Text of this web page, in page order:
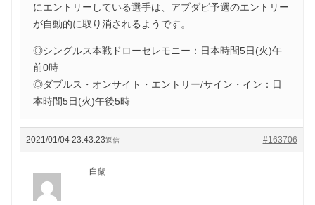
にエントリーしている選手は、アブダビ予選のエントリー
が自動的に取り消されるようです。
◎シングルス本戦ドローセレモニー：日本時間5日(火)午
前0時
◎ダブルス・オンサイト・エントリー/サイン・イン：日
本時間5日(火)午後5時
2021/01/04 23:43:23 #163706
返信
白蘭